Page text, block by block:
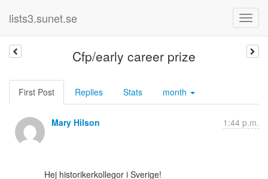
lists3.sunet.se
Cfp/early career prize
First Post Replies Stats month
Mary Hilson 1:44 p.m.